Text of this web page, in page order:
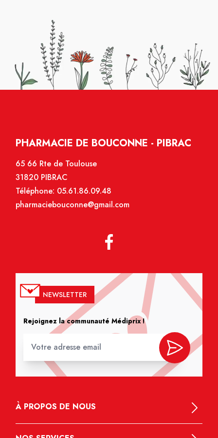
PHARMACIE DE BOUCONNE - PIBRAC
65 66 Rte de Toulouse
31820 PIBRAC
Téléphone: 05.61.86.09.48
pharmaciebouconne@gmail.com
NEWSLETTER
Rejoignez la communauté Médiprix !
À PROPOS DE NOUS